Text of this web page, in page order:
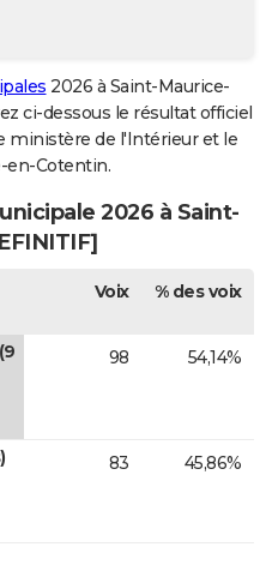
2026 à Saint-Maurice-
ci-dessous le résultat officiel
ministère de l'Intérieur et le
en-Cotentin.
2026 à Saint-
Voix % des voix
98 54,14%
83 45,86%